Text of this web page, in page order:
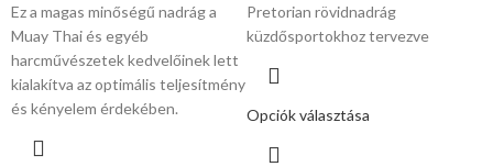
Ez a magas minőségű nadrág a
Muay Thai és egyéb
harcművészetek kedvelőinek lett
kialakítva az optimális teljesítmény
és kényelem érdekében.
Pretorian rövidnadrág
küzdősportokhoz tervezve
Opciók választása